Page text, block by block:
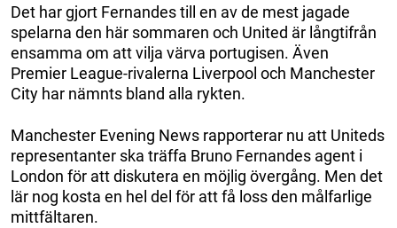
Det har gjort Fernandes till en av de mest jagade
spelarna den här sommaren och United är långtifrån
ensamma om att vilja värva portugisen. Även
Premier League-rivalerna Liverpool och Manchester
City har nämnts bland alla rykten.
Manchester Evening News rapporterar nu att Uniteds
representanter ska träffa Bruno Fernandes agent i
London för att diskutera en möjlig övergång. Men det
lär nog kosta en hel del för att få loss den målfarlige
mittfältaren.